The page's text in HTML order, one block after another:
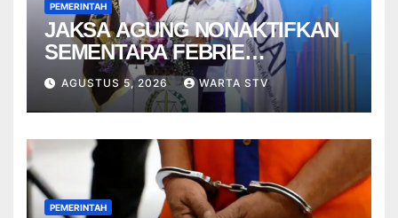
PEMERINTAH
JAKSA AGUNG NONAKTIFKAN
SEMENTARA FEBRIE
ADRIANSYAH
AGUSTUS 5, 2026 WARTA STV
PEMERINTAH